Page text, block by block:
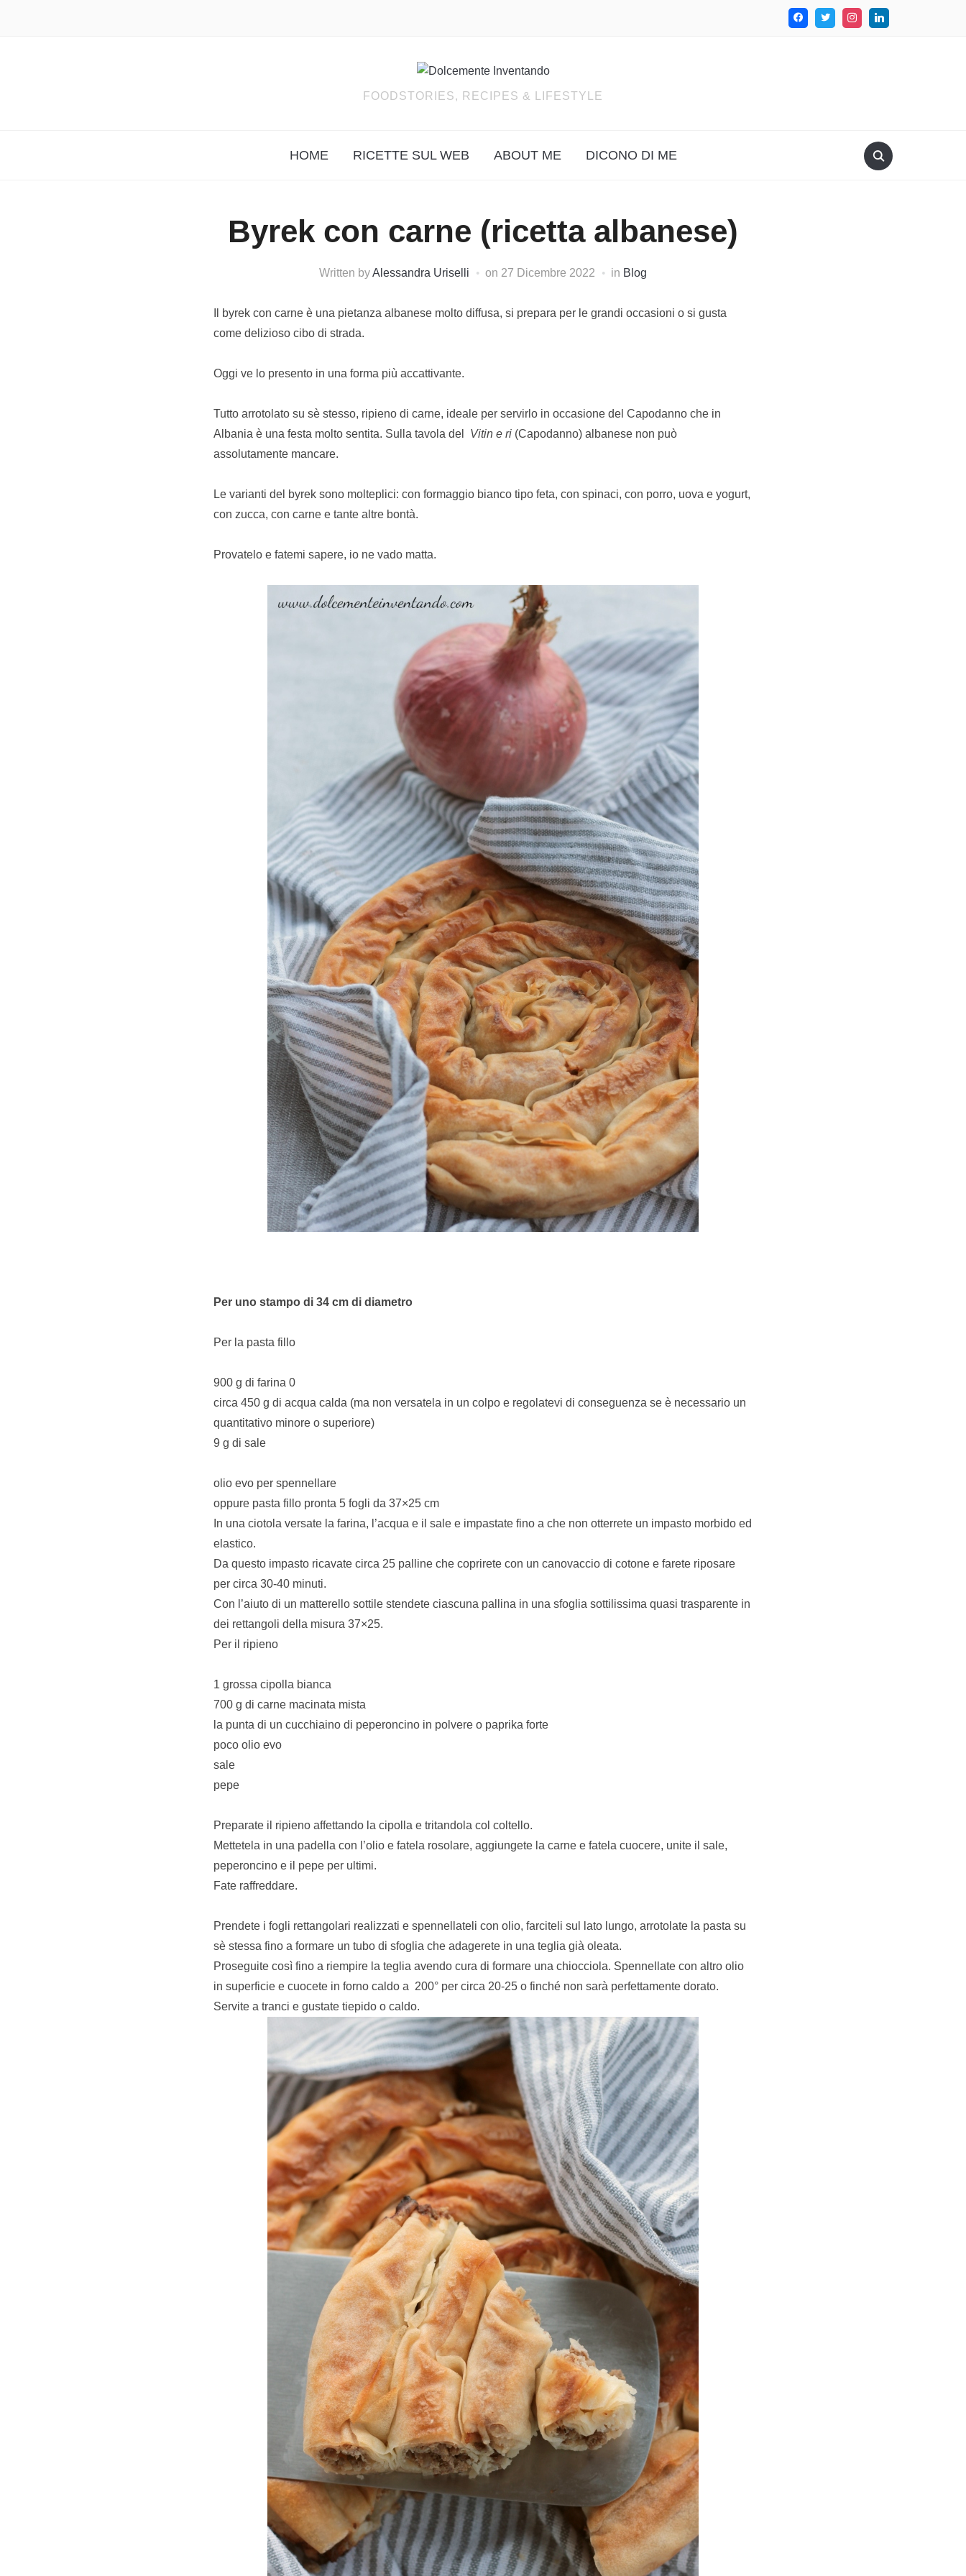
FOODSTORIES, RECIPES & LIFESTYLE
HOME RICETTE SUL WEB ABOUT ME DICONO DI ME
Byrek con carne (ricetta albanese)
Written byAlessandra Uriselli on 27 Dicembre 2022 in Blog
Il byrek con carne è una pietanza albanese molto diffusa, si prepara per le grandi occasioni o si gusta
come delizioso cibo di strada.
Oggi ve lo presento in una forma più accattivante.
Tutto arrotolato su sè stesso, ripieno di carne, ideale per servirlo in occasione del Capodanno che in
Albania è una festa molto sentita. Sulla tavola del Vitin e ri (Capodanno) albanese non può
assolutamente mancare.
Le varianti del byrek sono molteplici: con formaggio bianco tipo feta, con spinaci, con porro, uova e yogurt,
con zucca, con carne e tante altre bontà.
Provatelo e fatemi sapere, io ne vado matta.
Per uno stampo di 34 cm di diametro
Per la pasta fillo
900 g di farina 0
circa 450 g di acqua calda (ma non versatela in un colpo e regolatevi di conseguenza se è necessario un
quantitativo minore o superiore)
9 g di sale
olio evo per spennellare
oppure pasta fillo pronta 5 fogli da 37×25 cm
In una ciotola versate la farina, l’acqua e il sale e impastate fino a che non otterrete un impasto morbido ed
elastico.
Da questo impasto ricavate circa 25 palline che coprirete con un canovaccio di cotone e farete riposare
per circa 30-40 minuti.
Con l’aiuto di un matterello sottile stendete ciascuna pallina in una sfoglia sottilissima quasi trasparente in
dei rettangoli della misura 37×25.
Per il ripieno
1 grossa cipolla bianca
700 g di carne macinata mista
la punta di un cucchiaino di peperoncino in polvere o paprika forte
poco olio evo
sale
pepe
Preparate il ripieno affettando la cipolla e tritandola col coltello.
Mettetela in una padella con l’olio e fatela rosolare, aggiungete la carne e fatela cuocere, unite il sale,
peperoncino e il pepe per ultimi.
Fate raffreddare.
Prendete i fogli rettangolari realizzati e spennellateli con olio, farciteli sul lato lungo, arrotolate la pasta su
sè stessa fino a formare un tubo di sfoglia che adagerete in una teglia già oleata.
Proseguite così fino a riempire la teglia avendo cura di formare una chiocciola. Spennellate con altro olio
in superficie e cuocete in forno caldo a 200° per circa 20-25 o finché non sarà perfettamente dorato.
Servite a tranci e gustate tiepido o caldo.